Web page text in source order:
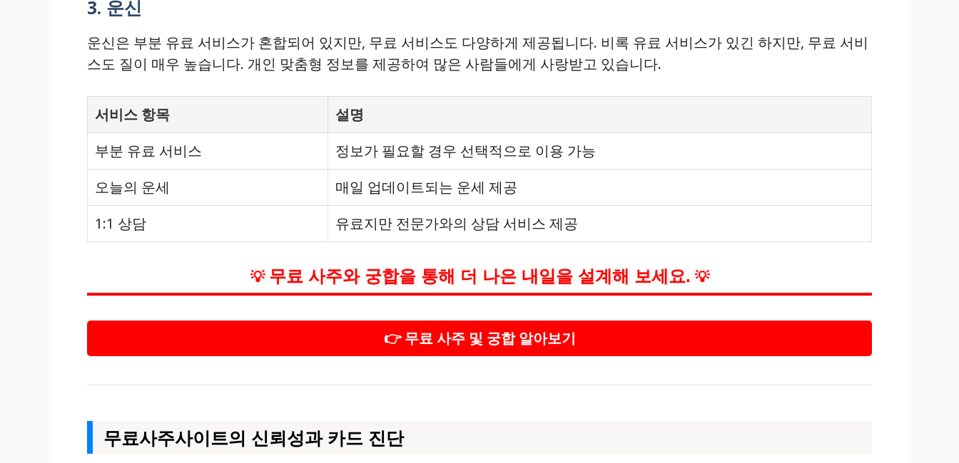
3. 운신
운신은 부분 유료 서비스가 혼합되어 있지만, 무료 서비스도 다양하게 제공됩니다. 비록 유료 서비스가 있긴 하지만, 무료 서비
스도 질이 매우 높습니다. 개인 맞춤형 정보를 제공하여 많은 사람들에게 사랑받고 있습니다.
서비스 항목
설명
부분 유료 서비스
정보가 필요할 경우 선택적으로 이용 가능
오늘의 운세
매일 업데이트되는 운세 제공
1:1 상담
유료지만 전문가와의 상담 서비스 제공
💡 무료 사주와 궁합을 통해 더 나은 내일을 설계해 보세요. 💡
👉 무료 사주 및 궁합 알아보기
무료사주사이트의 신뢰성과 카드 진단